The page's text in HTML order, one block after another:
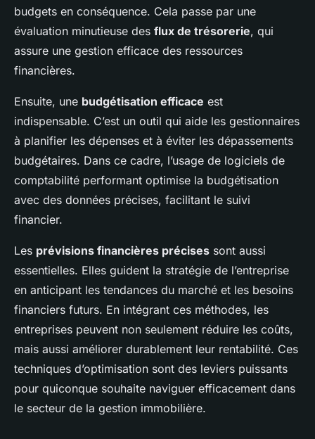
budgets en conséquence. Cela passe par une
évaluation minutieuse des flux de trésorerie, qui
assure une gestion efficace des ressources
financières.
Ensuite, une budgétisation efficace est
indispensable. C’est un outil qui aide les gestionnaires
à planifier les dépenses et à éviter les dépassements
budgétaires. Dans ce cadre, l’usage de logiciels de
comptabilité performant optimise la budgétisation
avec des données précises, facilitant le suivi
financier.
Les prévisions financières précises sont aussi
essentielles. Elles guident la stratégie de l’entreprise
en anticipant les tendances du marché et les besoins
financiers futurs. En intégrant ces méthodes, les
entreprises peuvent non seulement réduire les coûts,
mais aussi améliorer durablement leur rentabilité. Ces
techniques d’optimisation sont des leviers puissants
pour quiconque souhaite naviguer efficacement dans
le secteur de la gestion immobilière.